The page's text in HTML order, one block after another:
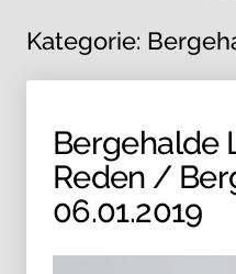
Kategorie:
Bergehalde
Reden /
06.01.2019